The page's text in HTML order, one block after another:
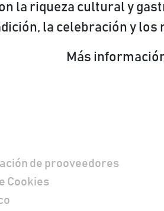
la riqueza cultural y
la celebración y
Más
de prooveedores
Cookies